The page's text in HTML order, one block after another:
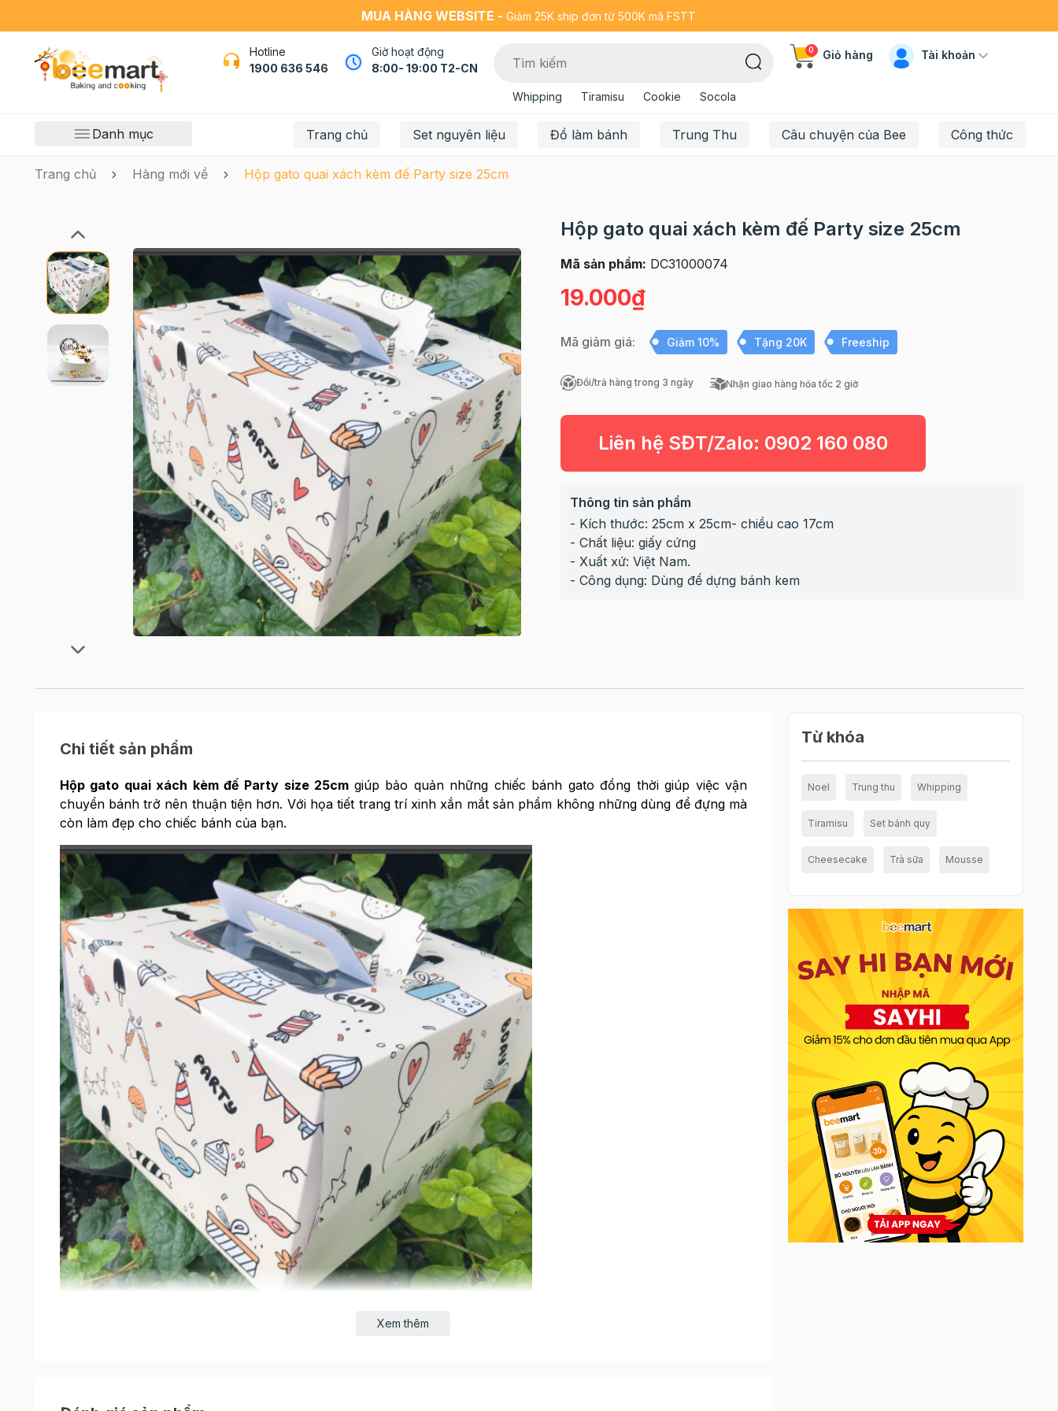
MUA HÀNG WEBSITE - Giảm 25K ship đơn từ 500K mã FSTT
Hotline
1900 636 546
Giờ hoạt động
8:00- 19:00 T2-CN
Whipping Tiramisu Cookie Socola
0 Giỏ hàng Tài khoản
Danh mục Trang chủ Set nguyên liệu Đồ làm bánh Trung Thu Câu chuyện của Bee Công thức
Trang chủ Hàng mới về Hộp gato quai xách kèm đế Party size 25cm
Hộp gato quai xách kèm đế Party size 25cm
Mã sản phẩm: DC31000074
19.000₫
Mã giảm giá: Giảm 10% Tặng 20K Freeship
Đổi/trả hàng trong 3 ngày Nhận giao hàng hỏa tốc 2 giờ
Liên hệ SĐT/Zalo: 0902 160 080
Thông tin sản phẩm
- Kích thước: 25cm x 25cm- chiều cao 17cm
- Chất liệu: giấy cứng
- Xuất xứ: Việt Nam.
- Công dụng: Dùng để dựng bánh kem
Chi tiết sản phẩm
Hộp gato quai xách kèm đế Party size 25cm giúp bảo quản những chiếc bánh gato đồng thời giúp việc vận
chuyển bánh trở nên thuận tiện hơn. Với họa tiết trang trí xinh xắn mắt sản phẩm không những dùng để đựng mà
còn làm đẹp cho chiếc bánh của bạn.
Xem thêm
Từ khóa
Noel Trung thu Whipping
Tiramisu Set bánh quy
Cheesecake Trà sữa Mousse